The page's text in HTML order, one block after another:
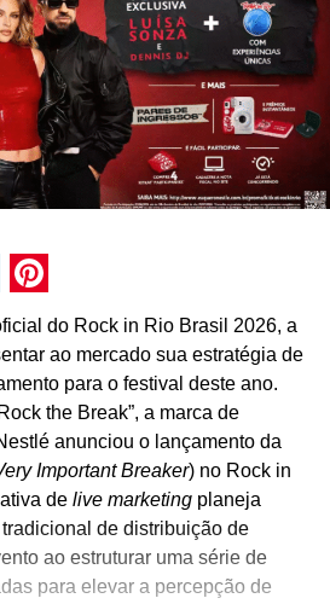
Pinterest
do Rock in Rio Brasil 2026, a
ao mercado sua estratégia de
para o festival deste ano.
the Break”, a marca de
anunciou o lançamento da
Important Breaker) no Rock in
de live marketingplaneja
de distribuição de
ao estruturar uma série de
para elevar a percepção de